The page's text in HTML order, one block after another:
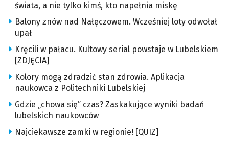
świata, a nie tylko kimś, kto napełnia miskę
Balony znów nad Nałęczowem. Wcześniej loty odwołał
upał
Kręcili w pałacu. Kultowy serial powstaje w Lubelskiem
[ZDJĘCIA]
Kolory mogą zdradzić stan zdrowia. Aplikacja
naukowca z Politechniki Lubelskiej
Gdzie „chowa się” czas? Zaskakujące wyniki badań
lubelskich naukowców
Najciekawsze zamki w regionie! [QUIZ]